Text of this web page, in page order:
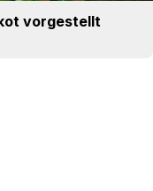
vorgestellt